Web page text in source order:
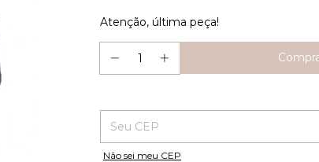
Atenção, última peça!
Entregas para o CEP:
Não sei meu CEP